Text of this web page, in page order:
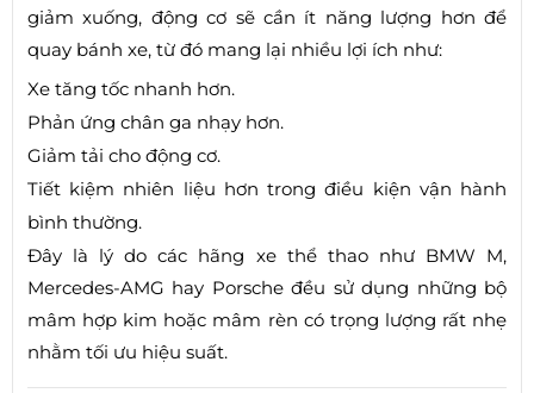
giảm xuống, động cơ sẽ cần ít năng lượng hơn để
quay bánh xe, từ đó mang lại nhiều lợi ích như:
Xe tăng tốc nhanh hơn.
Phản ứng chân ga nhạy hơn.
Giảm tải cho động cơ.
Tiết kiệm nhiên liệu hơn trong điều kiện vận hành
bình thường.
Đây là lý do các hãng xe thể thao như BMW M,
Mercedes-AMG hay Porsche đều sử dụng những bộ
mâm hợp kim hoặc mâm rèn có trọng lượng rất nhẹ
nhằm tối ưu hiệu suất.